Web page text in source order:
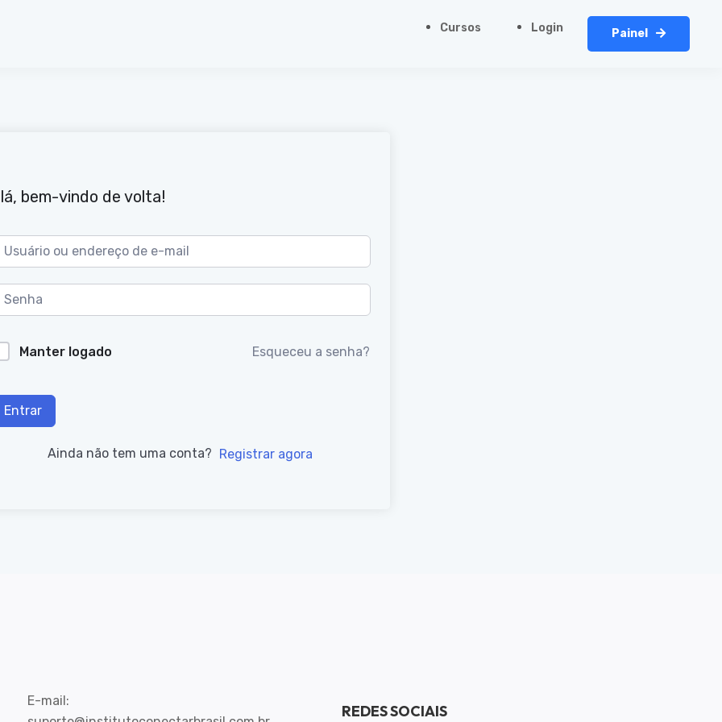
Cursos Login Painel
bem-vindo de volta!
Manter logado Esqueceu a senha?
Entrar
Ainda não tem uma conta? Registrar agora
E-mail:
REDES SOCIAIS